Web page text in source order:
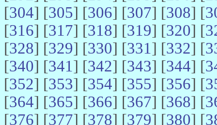
[304] [305] [306] [307] [308] [
[316] [317] [318] [319] [320] [
[328] [329] [330] [331] [332] [
[340] [341] [342] [343] [344] [
[352] [353] [354] [355] [356] [
[364] [365] [366] [367] [368] [
[376] [377] [378] [379] [380] [